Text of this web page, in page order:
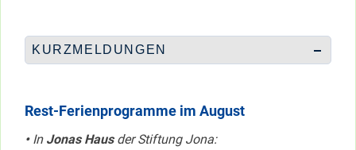
KURZMELDUNGEN
Rest-Ferienprogramme im August
•InJonas Hausder Stiftung Jona: